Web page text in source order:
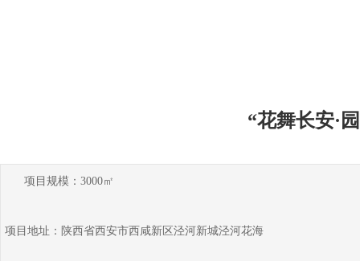
“花舞长安·
项目规模：3000㎡
项目地址：陕西省西安市西咸新区泾河新城泾河花海